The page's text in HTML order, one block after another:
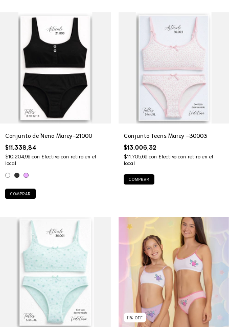
Conjunto de Nena Marey-21000
$11.338,84
$10.204,96 con Efectivo con retiro en el
local
COMPRAR
Conjunto Teens Marey -30003
$13.006,32
$11.705,69 con Efectivo con retiro en el
local
COMPRAR
11% OFF